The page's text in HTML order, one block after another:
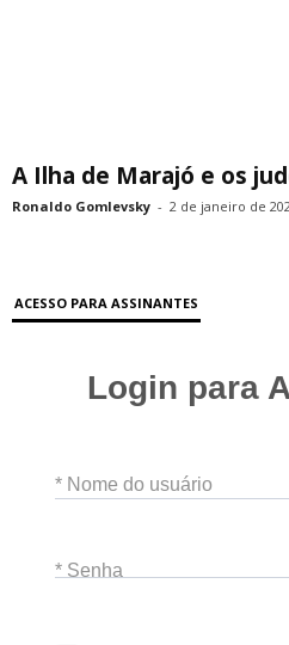
A Ilha de Marajó e os
Ronaldo Gomlevsky - 2 de janeiro de
ACESSO PARA ASSINANTES
Login para
* Nome do usuário
* Senha